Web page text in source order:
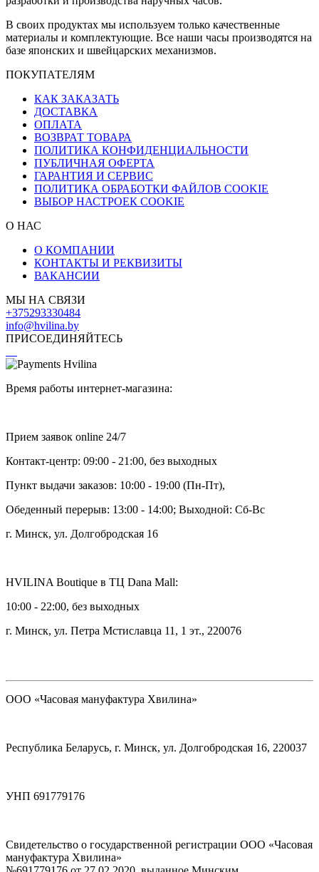
В своих продуктах мы используем только качественные
материалы и комплектующие. Все наши часы производятся на
базе японских и швейцарских механизмов.
ПОКУПАТЕЛЯМ
КАК ЗАКАЗАТЬ
ДОСТАВКА
ОПЛАТА
ВОЗВРАТ ТОВАРА
ПОЛИТИКА КОНФИДЕНЦИАЛЬНОСТИ
ПУБЛИЧНАЯ ОФЕРТА
ГАРАНТИЯ И СЕРВИС
ПОЛИТИКА ОБРАБОТКИ ФАЙЛОВ COOKIE
ВЫБОР НАСТРОЕК COOKIE
О НАС
О КОМПАНИИ
КОНТАКТЫ И РЕКВИЗИТЫ
ВАКАНСИИ
МЫ НА СВЯЗИ
+375293330484
info@hvilina.by
ПРИСОЕДИНЯЙТЕСЬ
Время работы интернет-магазина:
Прием заявок online 24/7
Контакт-центр: 09:00 - 21:00, без выходных
Пункт выдачи заказов: 10:00 - 19:00 (Пн-Пт),
Обеденный перерыв: 13:00 - 14:00; Выходной: Сб-Вс
г. Минск, ул. Долгобродская 16
HVILINA Boutique в ТЦ Dana Mall:
10:00 - 22:00, без выходных
г. Минск, ул. Петра Мстиславца 11, 1 эт., 220076
ООО «Часовая мануфактура Хвилина»
Республика Беларусь, г. Минск, ул. Долгобродская 16, 220037
УНП 691779176
Свидетельство о государственной регистрации ООО «Часовая
мануфактура Хвилина»